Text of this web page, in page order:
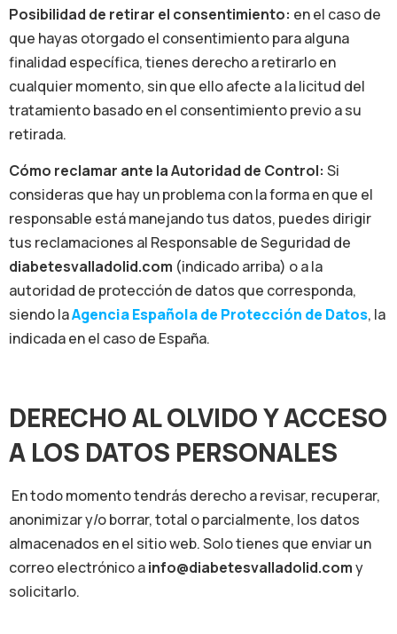
Posibilidad de retirar el consentimiento: en el caso de
que hayas otorgado el consentimiento para alguna
finalidad específica, tienes derecho a retirarlo en
cualquier momento, sin que ello afecte a la licitud del
tratamiento basado en el consentimiento previo a su
retirada.
Cómo reclamar ante la Autoridad de Control: Si
consideras que hay un problema con la forma en que el
responsable está manejando tus datos, puedes dirigir
tus reclamaciones al Responsable de Seguridad de
diabetesvalladolid.com (indicado arriba) o a la
autoridad de protección de datos que corresponda,
siendo laAgencia Española de Protección de Datos, la
indicada en el caso de España.
DERECHO AL OLVIDO Y ACCESO
A LOS DATOS PERSONALES
En todo momento tendrás derecho a revisar, recuperar,
anonimizar y/o borrar, total o parcialmente, los datos
almacenados en el sitio web. Solo tienes que enviar un
correo electrónico ainfo@diabetesvalladolid.comy
solicitarlo.